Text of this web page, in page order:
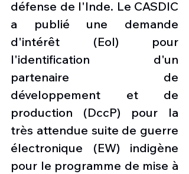
défense de l'Inde. Le CASDIC
a publié une demande
d'intérêt (EoI) pour
l'identification d'un
partenaire de
développement et de
production (DccP) pour la
très attendue suite de guerre
électronique (EW) indigène
pour le programme de mise à